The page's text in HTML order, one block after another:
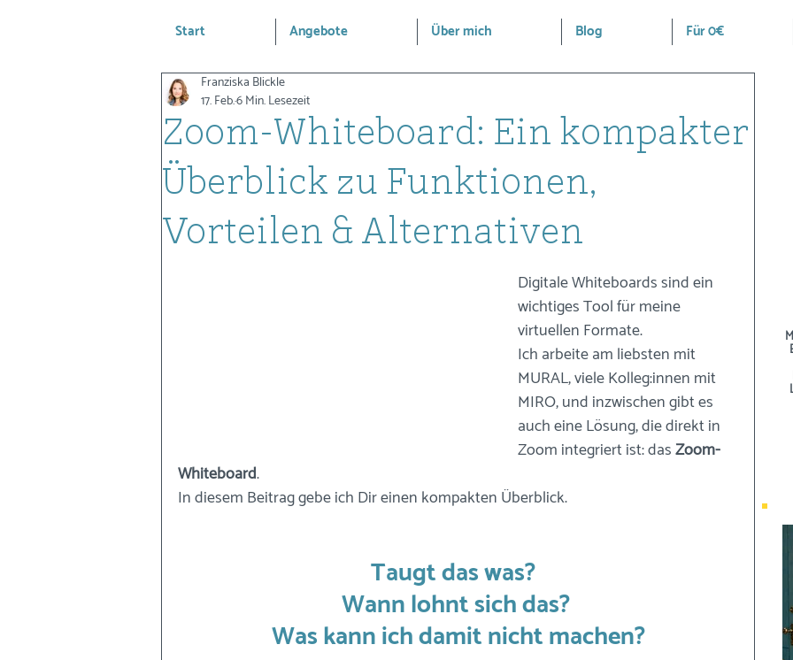
Start Angebote Über mich Blog Für 0€
Zoom-Whiteboard: Ein kompakter
Überblick zu Funktionen,
Vorteilen & Alternativen
Franziska Blickle
17. Feb.6 Min. Lesezeit
Digitale Whiteboards sind ein
wichtiges Tool für meine
virtuellen Formate.
Ich arbeite am liebsten mit
MURAL, viele Kolleg:innen mit
MIRO, und inzwischen gibt es
auch eine Lösung, die direkt in
Zoom integriert ist: das Zoom-
Whiteboard.
In diesem Beitrag gebe ich Dir einen kompakten Überblick.
Taugt das was?
Wann lohnt sich das?
Was kann ich damit nicht machen?